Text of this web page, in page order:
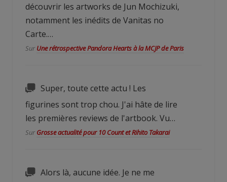
découvrir les artworks de Jun Mochizuki,
notamment les inédits de Vanitas no
Carte.…
Sur Une rétrospective Pandora Hearts à la MCJP de Paris
Super, toute cette actu ! Les
figurines sont trop chou. J'ai hâte de lire
les premières reviews de l'artbook. Vu…
Sur Grosse actualité pour 10 Count et Rihito Takarai
Alors là, aucune idée. Je ne me